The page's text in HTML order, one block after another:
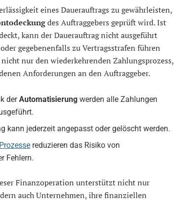
eines Dauerauftrags zu gewährleisten,
des Auftraggebers geprüft wird. Ist
kann der Dauerauftrag nicht ausgeführt
gegebenenfalls zu Vertragsstrafen führen
nur den wiederkehrenden Zahlungsprozess,
Anforderungen an den Auftraggeber.
derAutomatisierung werden alle Zahlungen
kann jederzeit angepasst oder gelöscht werden.
Prozesse reduzieren das Risiko von
Fehlern.
Finanzoperation unterstützt nicht nur
auch Unternehmen, ihre finanziellen